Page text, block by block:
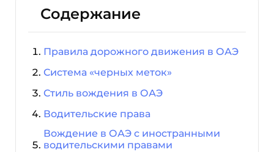
Содержание
Правила дорожного движения в ОАЭ
Система «черных меток»
Стиль вождения в ОАЭ
Водительские права
Вождение в ОАЭ с иностранными
водительскими правами